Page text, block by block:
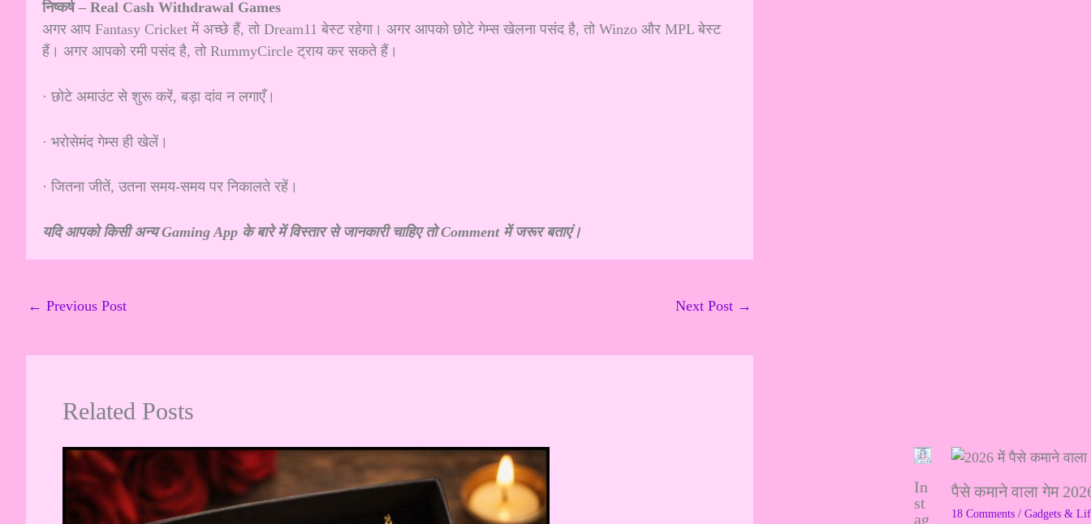
निष्कर्ष – Real Cash Withdrawal Games
अगर आप Fantasy Cricket में अच्छे हैं, तो Dream11 बेस्ट रहेगा। अगर आपको छोटे गेम्स खेलना पसंद है, तो Winzo और MPL बेस्ट
हैं। अगर आपको रमी पसंद है, तो RummyCircle ट्राय कर सकते हैं।
· छोटे अमाउंट से शुरू करें, बड़ा दांव न लगाएँ।
· भरोसेमंद गेम्स ही खेलें।
· जितना जीतें, उतना समय-समय पर निकालते रहें।
यदि आपको किसी अन्य Gaming App के बारे में विस्तार से जानकारी चाहिए तो Comment में जरूर बताएं।
← Previous Post Next Post →
Related Posts
In
st
ag
पैसे कमाने वाला गेम
18 Comments / Gadgets &